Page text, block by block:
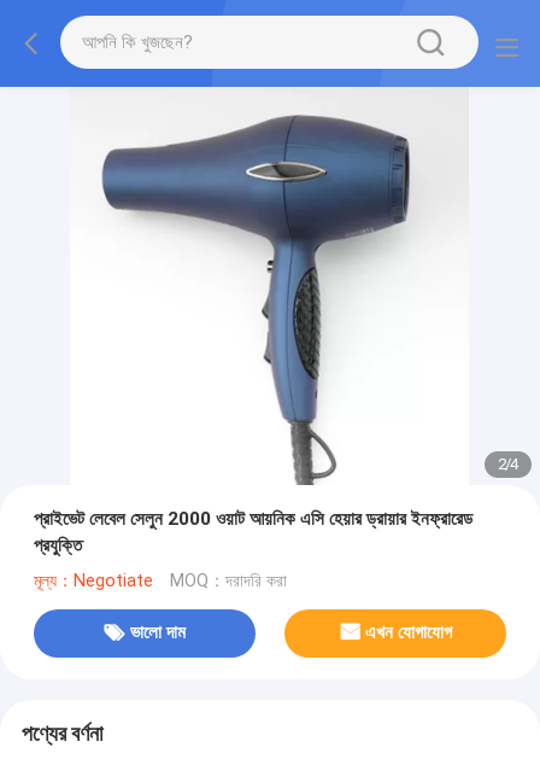
2/4
প্রাইভেট লেবেল সেলুন 2000 ওয়াট আয়নিক এসি হেয়ার ড্রায়ার ইনফ্রারেড
প্রযুক্তি
মূল্য：Negotiate MOQ：দরাদরি করা
ভালো দাম এখন যোগাযোগ
পণ্যের বর্ণনা